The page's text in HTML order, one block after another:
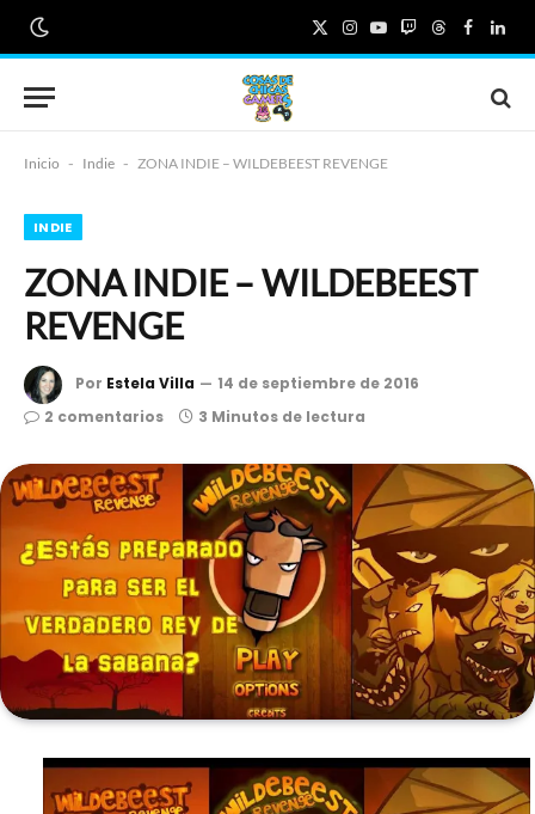
X
(Twitter)
Instagram
YouTube
TwitchThreads
Inicio - Indie - ZONA INDIE – WILDEBEEST REVENGE
INDIE
ZONA INDIE – WILDEBEEST
REVENGE
Por Estela Villa
14 de septiembre de 2016
2 comentarios
3 Minutos de lectura